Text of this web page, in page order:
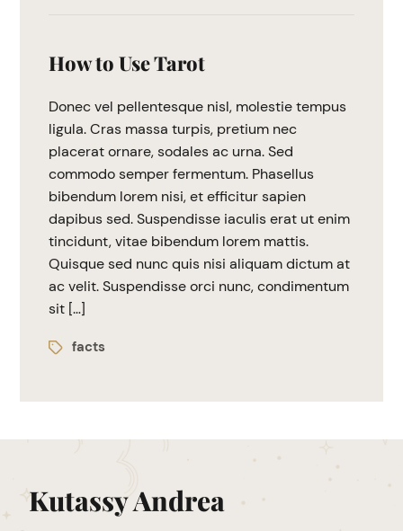
How to Use Tarot
Donec vel pellentesque nisl, molestie tempus
ligula. Cras massa turpis, pretium nec
placerat ornare, sodales ac urna. Sed
commodo semper fermentum. Phasellus
bibendum lorem nisi, et efficitur sapien
dapibus sed. Suspendisse iaculis erat ut enim
tincidunt, vitae bibendum lorem mattis.
Quisque sed nunc quis nisi aliquam dictum at
ac velit. Suspendisse orci nunc, condimentum
sit […]
facts
Kutassy Andrea